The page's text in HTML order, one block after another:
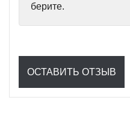
берите.
ОСТАВИТЬ ОТЗЫВ